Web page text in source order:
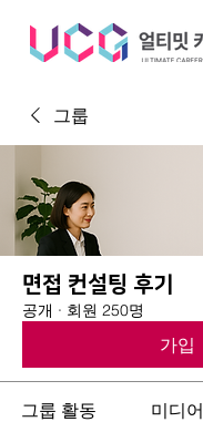
그룹
면접 컨설팅 후기
공개 · 회원 250명
가입
그룹 활동 미디어